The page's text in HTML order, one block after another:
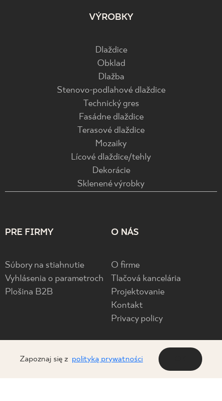
VÝROBKY
Dlaždice
Obklad
Dlažba
Stenovo-podlahové dlaždice
Technický gres
Fasádne dlaždice
Terasové dlaždice
Mozaiky
Lícové dlaždice/tehly
Dekorácie
Sklenené výrobky
PRE FIRMY
Súbory na stiahnutie
Vyhlásenia o parametroch
Plošina B2B
O NÁS
O firme
Tlačová kancelária
Projektovanie
Kontakt
Privacy policy
Zapoznaj się z polityką prywatności